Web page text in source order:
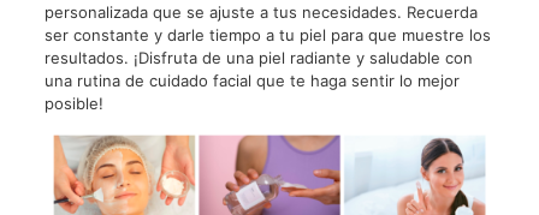
personalizada que se ajuste a tus necesidades. Recuerda
ser constante y darle tiempo a tu piel para que muestre los
resultados. ¡Disfruta de una piel radiante y saludable con
una rutina de cuidado facial que te haga sentir lo mejor
posible!